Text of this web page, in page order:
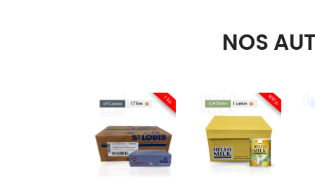
: 8,40g.NOS